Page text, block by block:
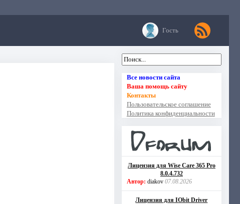
Гость
Все новости сайта
Ваша помощь сайту
Контакты
Пользовательское соглашение
Политика конфиденциальности
Лицензия для Wise Care 365 Pro
8.0.4.732
Автор: diakov 07.08.2026
Лицензия для IObit Driver